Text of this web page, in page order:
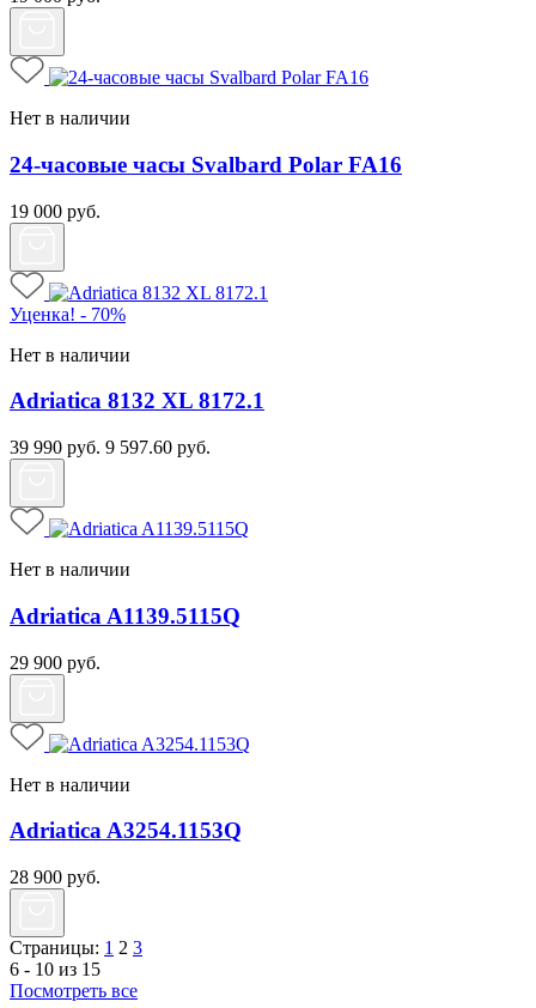
Нет в наличии
24-часовые часы Svalbard Polar FA16
19 000 руб.
Уценка! - 70%
Нет в наличии
Adriatica 8132 XL 8172.1
39 990 руб. 9 597.60 руб.
Нет в наличии
Adriatica A1139.5115Q
29 900 руб.
Нет в наличии
Adriatica A3254.1153Q
28 900 руб.
Страницы: 1 2 3
6 - 10 из 15
Посмотреть все